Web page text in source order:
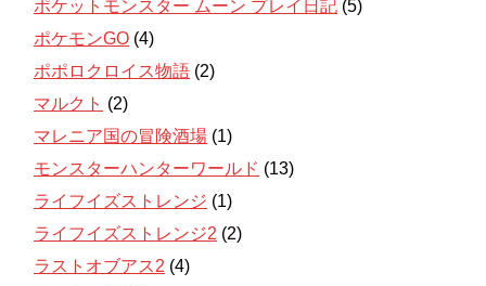
ポケットモンスター ムーン プレイ日記 (5)
ポケモンGO (4)
ポポロクロイス物語 (2)
マルクト (2)
マレニア国の冒険酒場 (1)
モンスターハンターワールド (13)
ライフイズストレンジ (1)
ライフイズストレンジ2 (2)
ラストオブアス2 (4)